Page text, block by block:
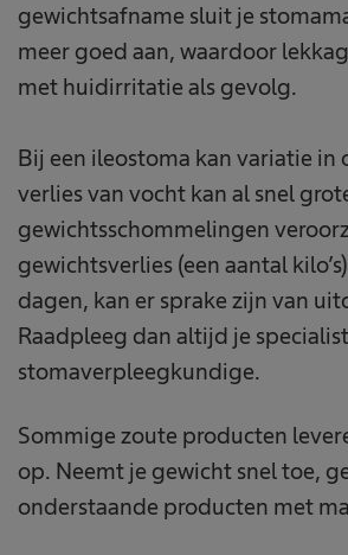
gewichtsafname sluit je
meer goed aan, waardoor
met huidirritatie als gevolg.
Bij een ileostoma kan variatie in
verlies van vocht kan al snel
gewichtsschommelingen
gewichtsverlies (een aantal
dagen, kan er sprake zijn van
Raadpleeg dan altijd je
stomaverpleegkundige.
Sommige zoute producten
op. Neemt je gewicht snel toe,
onderstaande producten met